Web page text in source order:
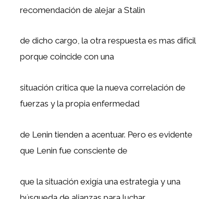
recomendación de alejar a Stalin
de dicho cargo, la otra respuesta es mas difícil
porque coincide con una
situación critica que la nueva correlación de
fuerzas y la propia enfermedad
de Lenin tienden a acentuar. Pero es evidente
que Lenin fue consciente de
que la situación exigía una estrategia y una